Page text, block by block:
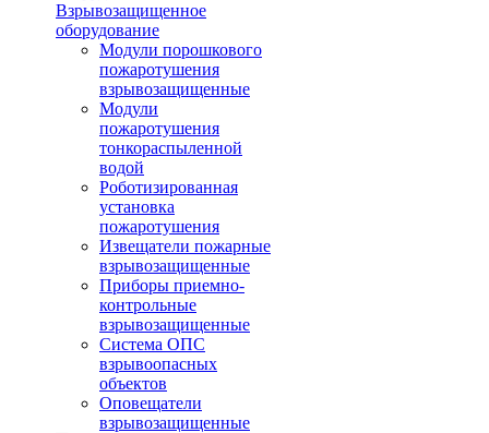
Взрывозащищенное
оборудование
Модули порошкового
пожаротушения
взрывозащищенные
Модули
пожаротушения
тонкораспыленной
водой
Роботизированная
установка
пожаротушения
Извещатели пожарные
взрывозащищенные
Приборы приемно-
контрольные
взрывозащищенные
Система ОПС
взрывоопасных
объектов
Оповещатели
взрывозащищенные